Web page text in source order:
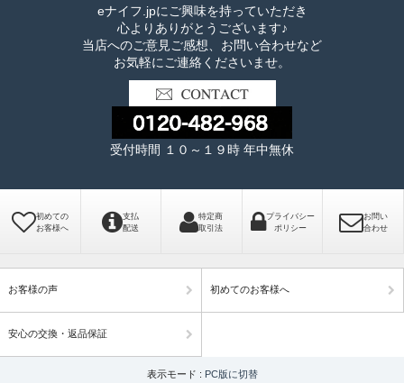
eナイフ.jpにご興味を持っていただき
心よりありがとうございます♪
当店へのご意見ご感想、お問い合わせなど
お気軽にご連絡くださいませ。
受付時間 １０～１９時 年中無休
初めての
お客様へ
支払
配送
特定商
取引法
プライバシー
ポリシー
お問い
合わせ
お客様の声 初めてのお客様へ
安心の交換・返品保証
表示モード : PC版に切替